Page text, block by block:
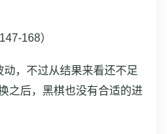
168）
动，不过从结果来看还不足
之后，黑棋也没有合适的进